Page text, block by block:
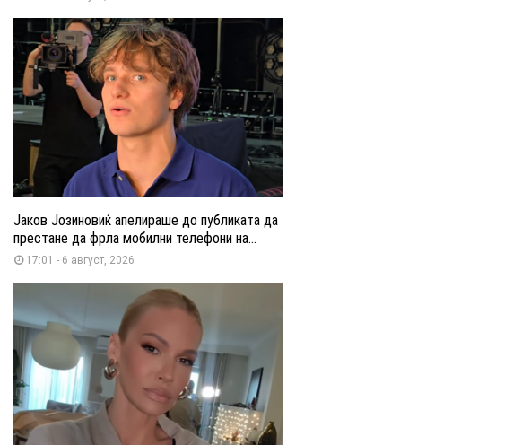
Јаков Јозиновиќ апелираше до публиката да
престане да фрла мобилни телефони на...
17:01 - 6 август, 2026